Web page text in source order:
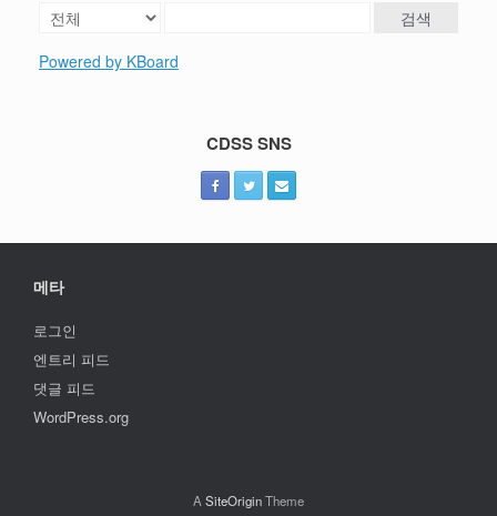
검색
Powered by KBoard
CDSS SNS
메타
로그인
엔트리 피드
댓글 피드
WordPress.org
A SiteOriginTheme